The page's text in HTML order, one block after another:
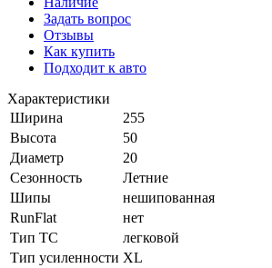
Задать вопрос
Отзывы
Как купить
Подходит к авто
Характеристики
Ширина
255
Высота
50
Диаметр
20
Сезонность
Летние
Шипы
нешипованная
RunFlat
нет
Тип ТС
легковой
Тип усиленности XL